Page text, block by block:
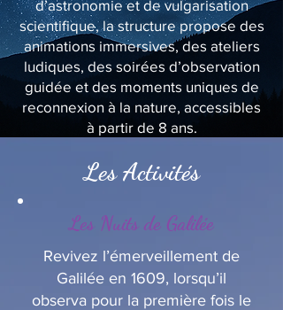
d’astronomie et de vulgarisation
scientifique, la structure propose des
animations immersives, des ateliers
ludiques, des soirées d’observation
guidée et des moments uniques de
reconnexion à la nature, accessibles
à partir de 8 ans.
Les Activités
Les Nuits de Galilée
Revivez l’émerveillement de
Galilée en 1609, lorsqu’il
observa pour la première fois le